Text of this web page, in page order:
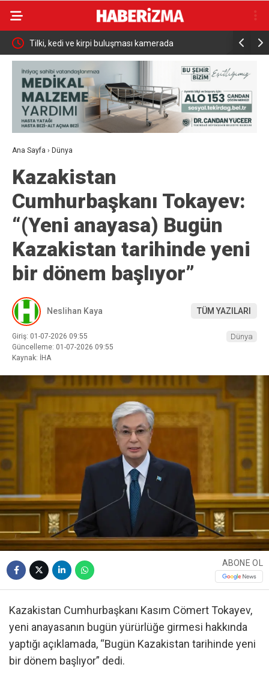
Tilki, kedi ve kirpi buluşması kamerada
Ana Sayfa › Dünya
Kazakistan
Cumhurbaşkanı Tokayev:
“(Yeni anayasa) Bugün
Kazakistan tarihinde yeni
bir dönem başlıyor”
Neslihan Kaya TÜM YAZILARI
Giriş: 01-07-2026 09:55
Güncelleme: 01-07-2026 09:55
Kaynak: İHA
Dünya
ABONE OL
Kazakistan Cumhurbaşkanı Kasım Cömert Tokayev,
yeni anayasanın bugün yürürlüğe girmesi hakkında
yaptığı açıklamada, “Bugün Kazakistan tarihinde yeni
bir dönem başlıyor” dedi.